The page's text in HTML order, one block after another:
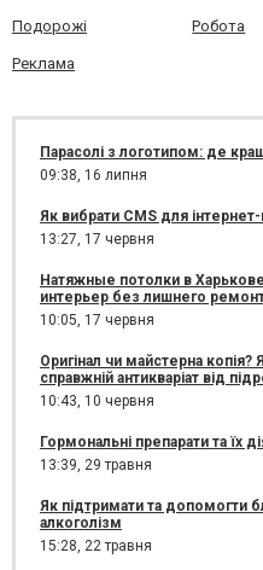
Подорожі Робота
Реклама
Парасолі з логотипом: де
09:38, 16 липня
Як вибрати CMS для
13:27, 17 червня
Натяжные потолки в
интерьер без лишнего
10:05, 17 червня
Оригінал чи майстерна
справжній антикваріат від
10:43, 10 червня
Гормональні препарати та їх
13:39, 29 травня
Як підтримати та допомогти
алкоголізм
15:28, 22 травня